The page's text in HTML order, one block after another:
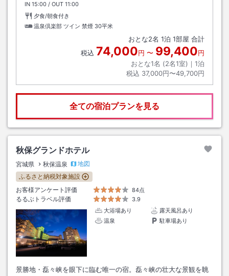
IN チェックイン
15:00 / OUT チェックアウト
11:00
夕食/朝食付き
温泉倶楽部 ツイン 禁煙 30平米
おとな2名 1泊 1部屋 合計
税込 74,000円 〜 99,400円
おとな1名 (2名1室)｜ 1泊
税込 37,000円〜49,700円
全ての宿泊プランを見る
秋保グランドホテル
宮城県 秋保温泉
地図
ふるさと納税対象施設
お客様アンケート評価
84点
るるぶトラベル評価
3.9
大浴場あり
露天風呂あり
温泉
駐車場あり
景勝地・磊々峡を眼下に臨む唯一の宿。磊々峡の壮大な景観を眺